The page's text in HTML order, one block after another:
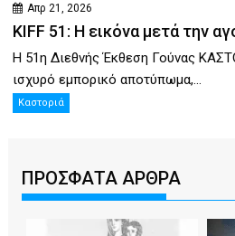
Απρ 21, 2026
KIFF 51: Η εικόνα μετά την
Η 51η Διεθνής Έκθεση Γούνας
ισχυρό εμπορικό αποτύπωμα,...
Καστοριά
ΠΡΟΣΦΑΤΑ ΑΡΘΡΑ